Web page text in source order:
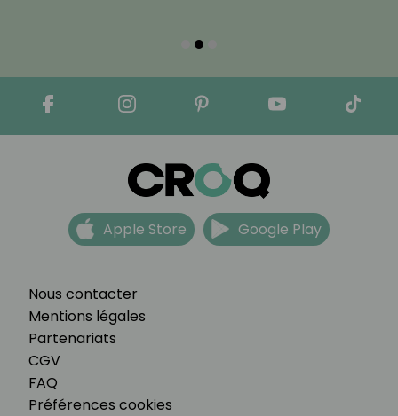
Nous contacter
Mentions légales
Partenariats
CGV
FAQ
Préférences cookies
Apple Store Google Play